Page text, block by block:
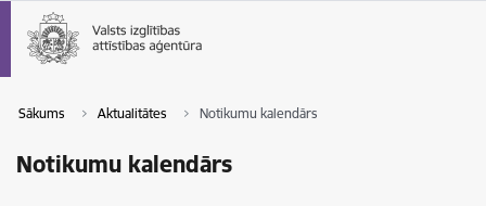
Sākums Aktualitātes Notikumu kalendārs
Notikumu kalendārs